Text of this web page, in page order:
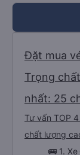
đâu. Mình nghĩ
cũ, bây giờ xe
có thể đánh giá
ơn hãng xe và
Đặt mua
Trọng
nhất: 25
Tư vấn TOP
chất lượng
🚌 1.